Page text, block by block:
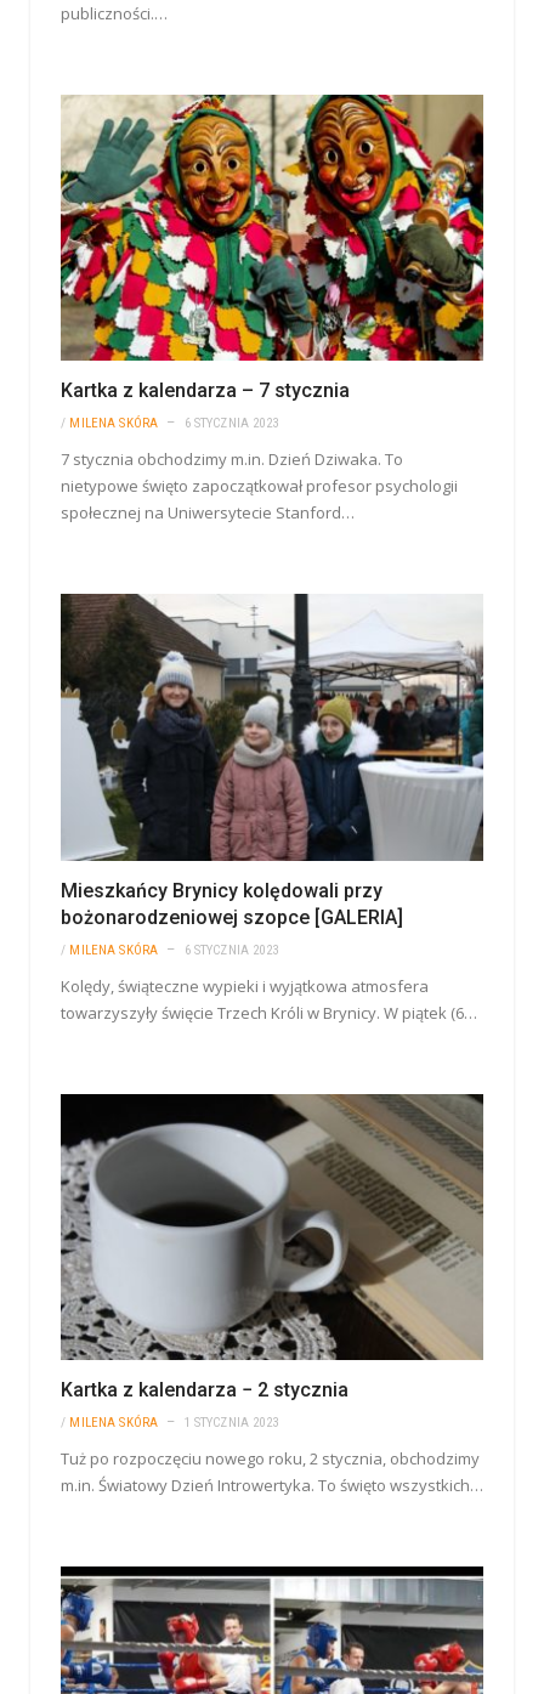
publiczności.…
Kartka z kalendarza – 7 stycznia
/ MILENA SKÓRA 6 STYCZNIA 2023
7 stycznia obchodzimy m.in. Dzień Dziwaka. To
nietypowe święto zapoczątkował profesor psychologii
społecznej na Uniwersytecie Stanford…
Mieszkańcy Brynicy kolędowali przy
bożonarodzeniowej szopce [GALERIA]
/ MILENA SKÓRA 6 STYCZNIA 2023
Kolędy, świąteczne wypieki i wyjątkowa atmosfera
towarzyszyły święcie Trzech Króli w Brynicy. W piątek (6…
Kartka z kalendarza − 2 stycznia
/ MILENA SKÓRA 1 STYCZNIA 2023
Tuż po rozpoczęciu nowego roku, 2 stycznia, obchodzimy
m.in. Światowy Dzień Introwertyka. To święto wszystkich…